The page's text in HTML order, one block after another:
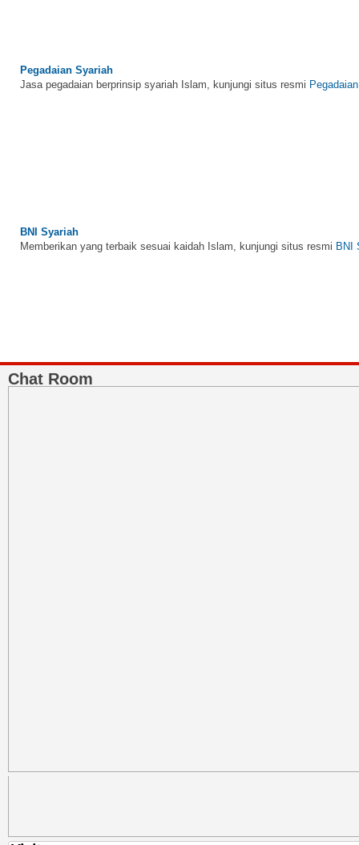
Jasa pegadaian berprinsip syariah Islam, kunjungi situs resmi
Memberikan yang terbaik sesuai kaidah Islam, kunjungi situs resmi
Chat Room